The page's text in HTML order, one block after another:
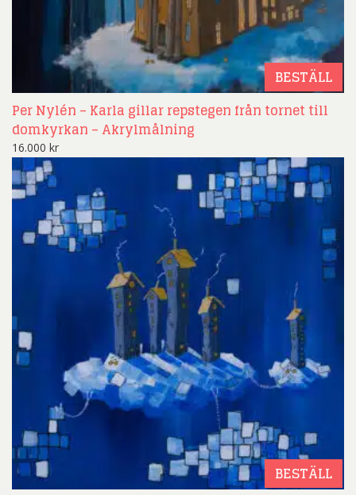
BESTÄLL
Per Nylén – Karla gillar repstegen från tornet till
domkyrkan – Akrylmålning
16.000 kr
BESTÄLL